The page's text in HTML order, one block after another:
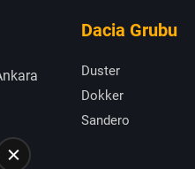
Dacia Grubu
Duster
Dokker
Sandero